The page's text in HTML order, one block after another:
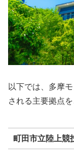
以下では、多摩
される主要拠点を
町田市立陸上競